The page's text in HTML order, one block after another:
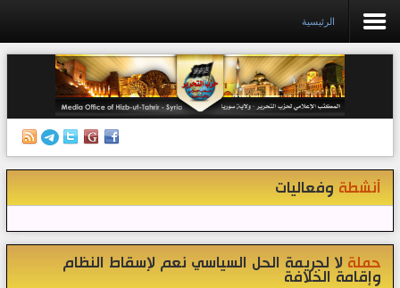
الرئيسية
إصدارات
أنشطة وفعاليات
الكتب
تواصل معنا
الرئيسية
أنشطة وفعاليات
حملة لا لجريمة الحل السياسي نعم لإسقاط النظام
وإقامة الخلافة